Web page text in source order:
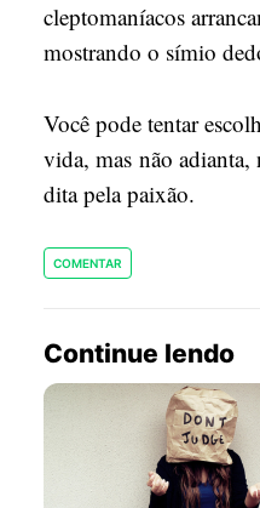
cleptomaníacos
mostrando o símio
Você pode tentar
vida, mas não
dita pela paixão.
COMENTAR
Continue lendo